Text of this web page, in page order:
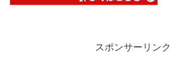
スポンサーリンク